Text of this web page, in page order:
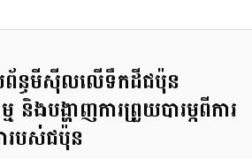
ព័ន្ធមីស៊ីលលើទឹកដីជប៉ុន
ម និងបង្ហាញការព្រួយបារម្ភពីការ
របស់ជប៉ុន